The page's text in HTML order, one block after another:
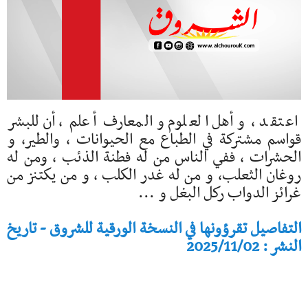
اعتقد ، و أهل العلوم و المعارف أعلم ، أن للبشر
قواسم مشتركة في الطباع مع الحيوانات ، والطير، و
الحشرات ، ففي الناس من له فطنة الذئب ، ومن له
روغان الثعلب، و من له غدر الكلب ، و من يكتنز من
غرائز الدواب ركل البغل و ...
التفاصيل تقرؤونها في النسخة الورقية للشروق - تاريخ
النشر : 2025/11/02